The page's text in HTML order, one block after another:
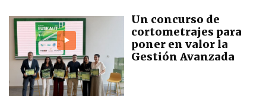
Un concurso de
cortometrajes para
poner en valor la
Gestión Avanzada